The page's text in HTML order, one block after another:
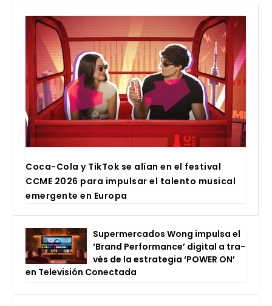
Coca-Cola y Tik­Tok se alían en el fes­ti­val
CCME 2026 para impul­sar el talen­to musi­cal
emer­gen­te en Euro­pa
Super­mer­ca­dos Wong impul­sa el
‘Brand Per­for­man­ce’ digi­tal a tra­
vés de la estra­te­gia ‘POWER ON’
en Tele­vi­sión Conec­ta­da